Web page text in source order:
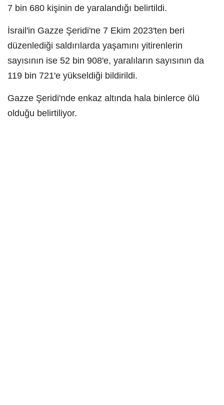
7 bin 680 kişinin de yaralandığı belirtildi.
İsrail'in Gazze Şeridi'ne 7 Ekim 2023'ten beri
düzenlediği saldırılarda yaşamını yitirenlerin
sayısının ise 52 bin 908'e, yaralıların sayısının da
119 bin 721'e yükseldiği bildirildi.
Gazze Şeridi'nde enkaz altında hala binlerce ölü
olduğu belirtiliyor.